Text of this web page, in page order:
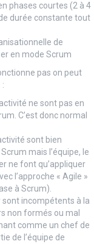
phases courtes (2 à 4
durée constante tout
de
en mode Scrum
pas on peut
ne sont pas en
C’est donc normal
sont bien
mais l’équipe, le
ne font qu’appliquer
l’approche « Agile »
à Scrum).
sont incompétents à la
non formés ou mal
comme un chef de
de l’équipe de